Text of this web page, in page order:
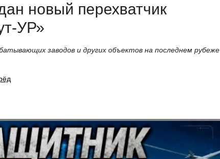
новый перехватчик
УР»
заводов и других объектов на последнем рубеже